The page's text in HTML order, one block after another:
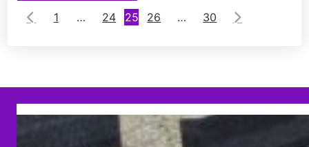
1 … 24 25 26 … 30